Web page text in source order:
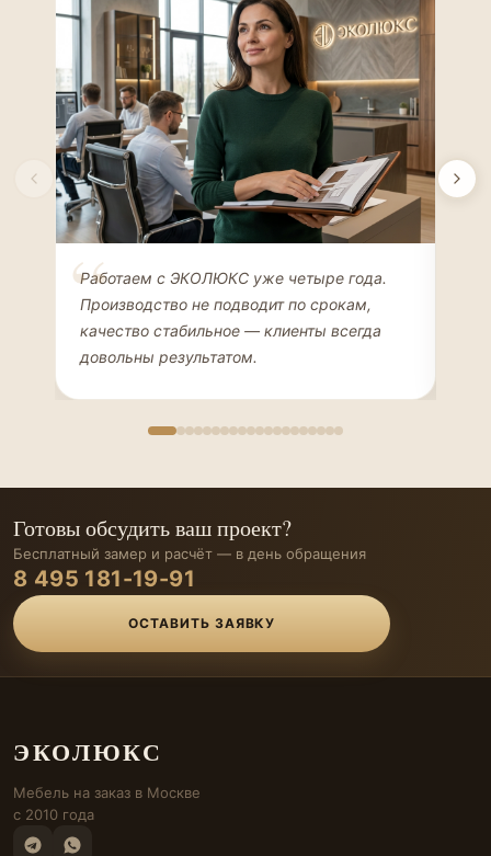
Елена Соколова
ДИЗАЙНЕР ИНТЕРЬЕРОВ
Работаем с ЭКОЛЮКС уже четыре года.
Производство не подводит по срокам,
качество стабильное — клиенты всегда
довольны результатом.
Готовы обсудить ваш проект?
Бесплатный замер и расчёт — в день обращения
8 495 181-19-91
ОСТАВИТЬ ЗАЯВКУ
ЭКОЛЮКС
Мебель на заказ в Москве
с 2010 года